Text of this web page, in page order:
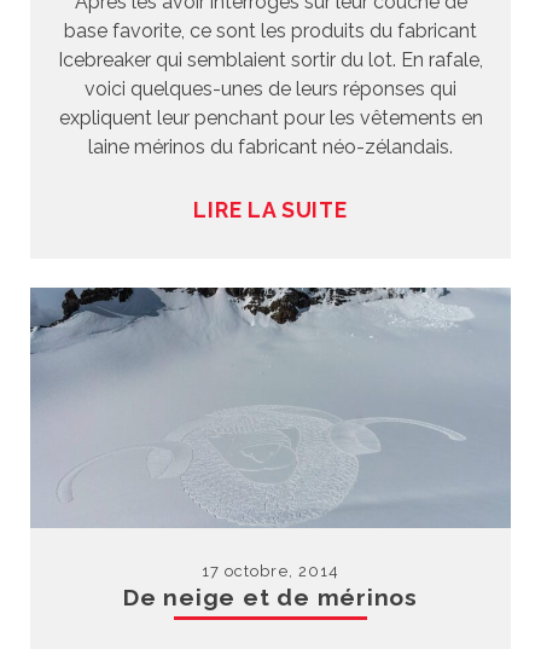
base favorite, ce sont les produits du fabricant
Icebreaker qui semblaient sortir du lot. En rafale,
voici quelques-unes de leurs réponses qui
expliquent leur penchant pour les vêtements en
laine mérinos du fabricant néo-zélandais.
LIRE LA SUITE
17 octobre, 2014
De neige et de mérinos